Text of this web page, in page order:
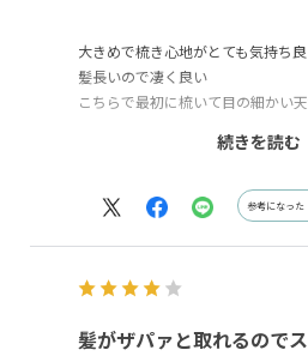
大きめで梳き心地がとても気持ち
髪長いので凄く良い
こちらで最初に梳いて目の細かい
続きを読む
参考になった
髪がザパァと取れるので